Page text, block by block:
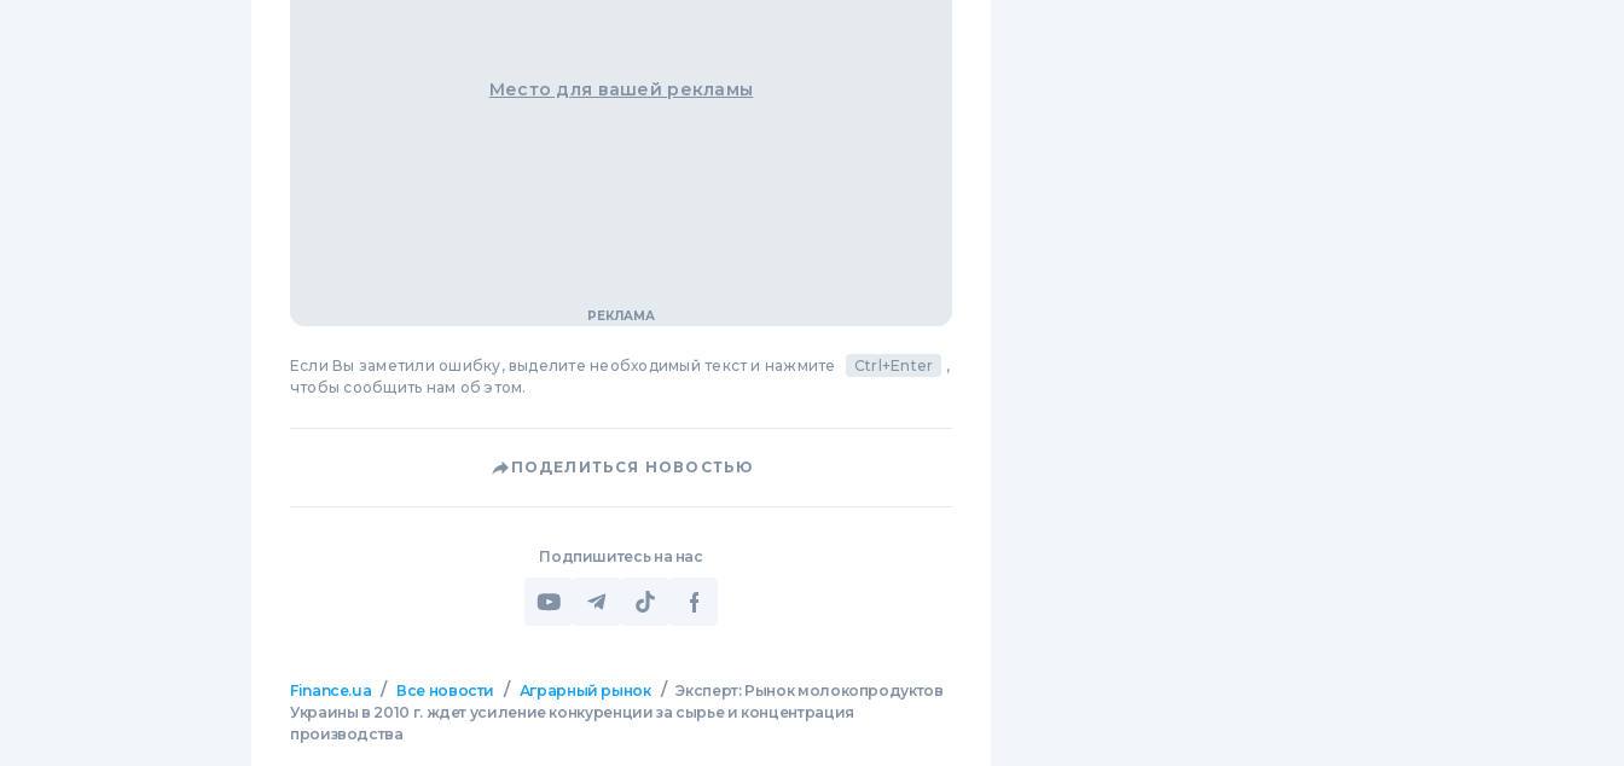
Место для вашей рекламы
Если Вы заметили ошибку, выделите необходимый текст и нажмите Ctrl+Enter
,
чтобы сообщить нам об этом.
ПОДЕЛИТЬСЯ НОВОСТЬЮ
Подпишитесь на нас
Finance.ua / Все новости / Аграрный рынок / Эксперт: Рынок молокопродуктов
Украины в 2010 г. ждет усиление конкуренции за сырье и концентрация
производства